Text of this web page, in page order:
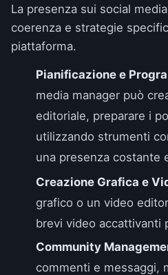
La presenza sui social
coerenza e strategie
piattaforma.
Pianificazione e
media manager può
editoriale, preparare i
utilizzando strumenti
una presenza costante
Creazione Grafica e
grafico o un video
brevi video accattivanti
Community
commenti e messaggi,